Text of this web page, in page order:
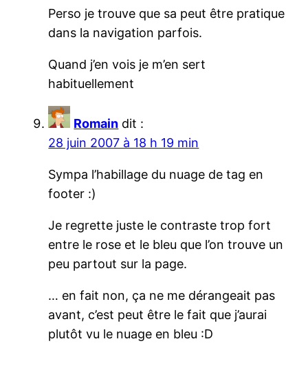
Perso je trouve que sa peut être pratique
dans la navigation parfois.
Quand j’en vois je m’en sert
habituellement
Romain dit :
28 juin 2007 à 18 h 19 min
Sympa l’habillage du nuage de tag en
footer :)
Je regrette juste le contraste trop fort
entre le rose et le bleu que l’on trouve un
peu partout sur la page.
… en fait non, ça ne me dérangeait pas
avant, c’est peut être le fait que j’aurai
plutôt vu le nuage en bleu :D